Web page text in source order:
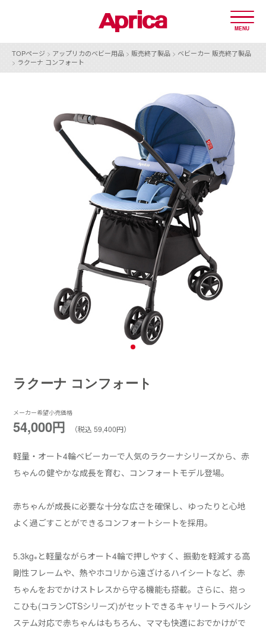
MENU
TOPページ > アップリカのベビー用品 > 販売終了製品 > ベビーカー 販売終了製品
> ラクーナ コンフォート
ラクーナ コンフォート
メーカー希望小売価格
54,000円 （税込 59,400円）
軽量・オート4輪ベビーカーで人気のラクーナシリーズから、赤
ちゃんの健やかな成長を育む、コンフォートモデル登場。
赤ちゃんが成長に必要な十分な広さを確保し、ゆったりと心地
よく過ごすことができるコンフォートシートを採用。
5.3kg※ と軽量ながらオート4輪で押しやすく、振動を軽減する高
剛性フレームや、熱やホコリから遠ざけるハイシートなど、赤
ちゃんをおでかけストレスから守る機能も搭載。さらに、抱っ
こひも(コランCTSシリーズ)がセットできるキャリートラベルシ
ステム対応で赤ちゃんはもちろん、ママも快適におでかけがで